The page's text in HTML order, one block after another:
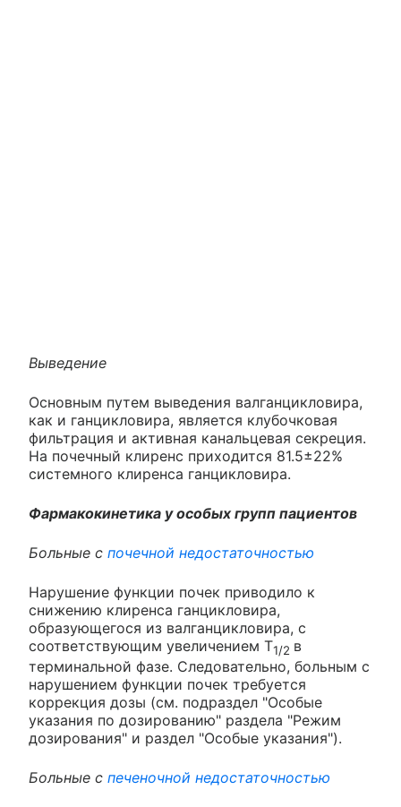
Выведение
Основным путем выведения валганцикловира,
как и ганцикловира, является клубочковая
фильтрация и активная канальцевая секреция.
На почечный клиренс приходится 81.5±22%
системного клиренса ганцикловира.
Фармакокинетика у особых групп пациентов
Больные с почечной недостаточностью
Нарушение функции почек приводило к
снижению клиренса ганцикловира,
образующегося из валганцикловира, с
соответствующим увеличением T1/2 в
терминальной фазе. Следовательно, больным с
нарушением функции почек требуется
коррекция дозы (см. подраздел "Особые
указания по дозированию" раздела "Режим
дозирования" и раздел "Особые указания").
Больные с печеночной недостаточностью